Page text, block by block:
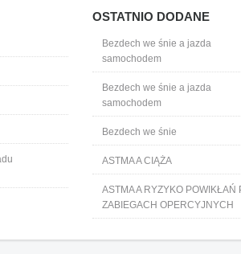
OSTATNIO DODANE
Bezdech we śnie a jazda
samochodem
Bezdech we śnie a jazda
samochodem
Bezdech we śnie
ASTMA A CIĄŻA
ASTMA A RYZYKO POWIKŁAŃ
ZABIEGACH OPERCYJNYCH